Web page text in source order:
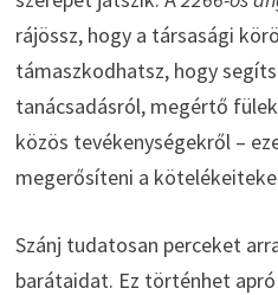
rájössz, hogy a társasági
támaszkodhatsz, hogy
tanácsadásról, megértő
közös tevékenységekről –
megerősíteni a
Szánj tudatosan perceket
barátaidat. Ez történhet